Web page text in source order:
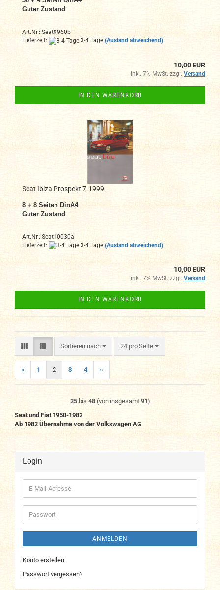
Guter Zustand
Art.Nr.: Seat9960b
Lieferzeit:
3-4 Tage (Ausland abweichend)
10,00 EUR
inkl. 7% MwSt. zzgl. Versand
IN DEN WARENKORB
Seat Ibiza Prospekt 7.1999
8 + 8 Seiten DinA4
Guter Zustand
Art.Nr.: Seat10030a
Lieferzeit:
3-4 Tage (Ausland abweichend)
10,00 EUR
inkl. 7% MwSt. zzgl. Versand
IN DEN WARENKORB
Sortieren nach
Sortieren nach 24 pro Seite
pro Seite
« 1 2 3 4 »
25bis 48(von insgesamt 91)
Seat und Fiat 1950-1982
Ab 1982 Übernahme von der Volkswagen AG
Login
E-
Mail-
Adresse
Passwort
ANMELDEN
Konto erstellen
Passwort vergessen?